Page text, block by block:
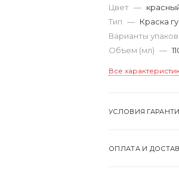
Цвет —
Тип — Краска
Варианты
Объем (мл) —
Все
УСЛОВИЯ
ОПЛАТА И